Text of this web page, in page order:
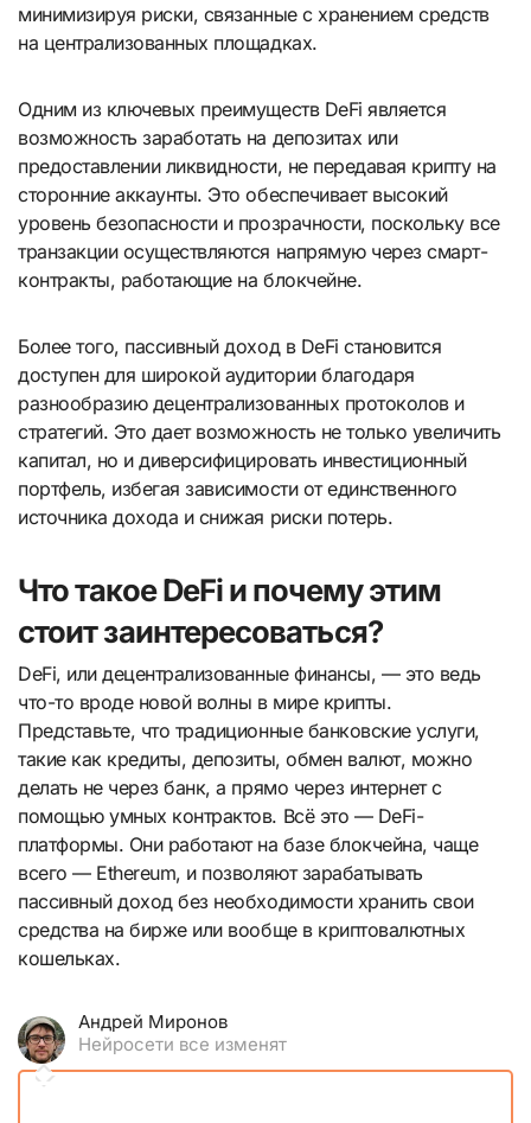
минимизируя риски, связанные с хранением средств
на централизованных площадках.
Одним из ключевых преимуществ DeFi является
возможность заработать на депозитах или
предоставлении ликвидности, не передавая крипту на
сторонние аккаунты. Это обеспечивает высокий
уровень безопасности и прозрачности, поскольку все
транзакции осуществляются напрямую через смарт-
контракты, работающие на блокчейне.
Более того, пассивный доход в DeFi становится
доступен для широкой аудитории благодаря
разнообразию децентрализованных протоколов и
стратегий. Это дает возможность не только увеличить
капитал, но и диверсифицировать инвестиционный
портфель, избегая зависимости от единственного
источника дохода и снижая риски потерь.
Что такое DeFi и почему этим
стоит заинтересоваться?
DeFi, или децентрализованные финансы, — это ведь
что-то вроде новой волны в мире крипты.
Представьте, что традиционные банковские услуги,
такие как кредиты, депозиты, обмен валют, можно
делать не через банк, а прямо через интернет с
помощью умных контрактов. Всё это — DeFi-
платформы. Они работают на базе блокчейна, чаще
всего — Ethereum, и позволяют зарабатывать
пассивный доход без необходимости хранить свои
средства на бирже или вообще в криптовалютных
кошельках.
Андрей Миронов
Нейросети все изменят